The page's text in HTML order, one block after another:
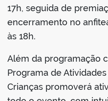
17h, seguida de
encerramento no
às 18h.
Além da programação
Programa de
Crianças promoverá